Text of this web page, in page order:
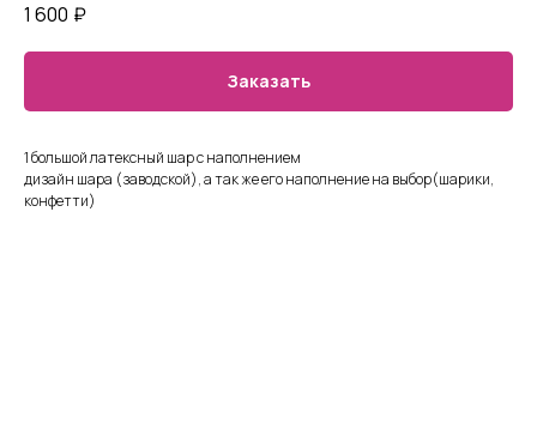
1 600 ₽
Заказать
1 большой латексный шар с наполнением
дизайн шара (заводской), а так же его наполнение на выбор(шарики,
конфетти)